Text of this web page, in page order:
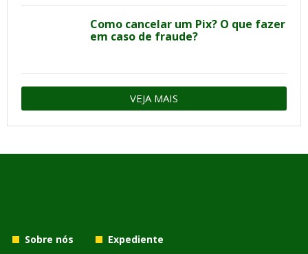
Como cancelar um Pix? O que fazer
em caso de fraude?
VEJA MAIS
Sobre nós Expediente